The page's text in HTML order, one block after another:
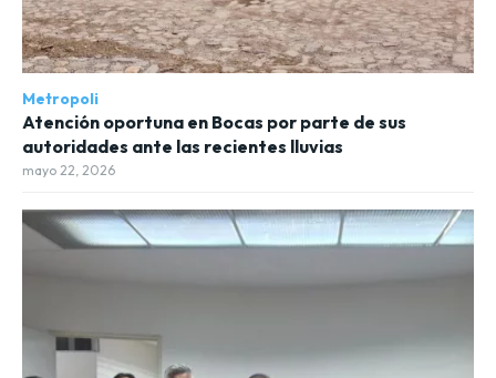
Metropoli
Atención oportuna en Bocas por parte de sus
autoridades ante las recientes lluvias
mayo 22, 2026